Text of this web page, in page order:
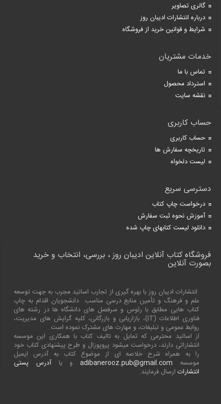
گالری تصاویر
درباره انتشارات ادیبان روز
شرایط و قوانین خرید از فروشگاه
خدمات مشتریان
تماس با ما
استرداد محصول
نقشه سایت
حساب کاربری
حساب کاربری
تاریخچه سفارش ها
لیست دلخواه
دسترسی سریع
درخواست چاپ کتاب
آموزش نحوه ثبت سفارش
دانلود لیست کتابهای چاپ شده
فروشگاه کتاب آنلاین ادیبان روز ، بررسی، انتخاب و خرید
بصورت آنلاین
انتشارات ادیبان روز با بهره گیری از تجارب اساتید مجرب به جهت توسعه
علم و فرهنگ و تأمین منابع درسی مناسب دانشجویان اقدام به چاپ
کتاب هایی مطابق با رئوس و سرفصل های دانشگاه ها در رشته های
فناوری اطلاعات (IT)، بازاریابی و بازرگانی، کلیه گرایش های مدیریت،
روابط عمومی و تبلیغات، و مهارت های مشترک نموده است.
از اساتید محترمی که تمایل به تالیف کتاب با همکاری این موسسه
انتشاراتی دارند، درخواست میشود پروپوزال و طرح پیشنهادی کتاب خود
را به همراه شرح خلاصه ای از موضوع کتاب به آدرس ایمیل
موسسه adibanerooz.pub@gmail.comو یاآدرس پستی
انتشارات ارسال فرمایند.